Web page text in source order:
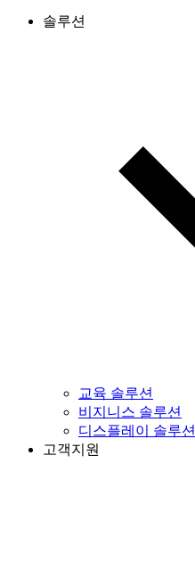
솔루션
교육 솔루션
비지니스 솔루션
디스플레이 솔루션
고객지원